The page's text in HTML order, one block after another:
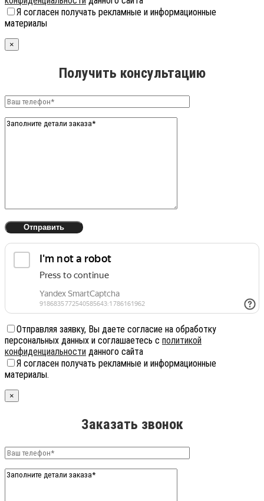
Я согласен получать рекламные и информационные
материалы
×
Получить консультацию
Отправляя заявку, Вы даете согласие на обработку
персональных данных и соглашаетесь с политикой
конфиденциальности данного сайта
Я согласен получать рекламные и информационные
материалы.
×
Заказать звонок